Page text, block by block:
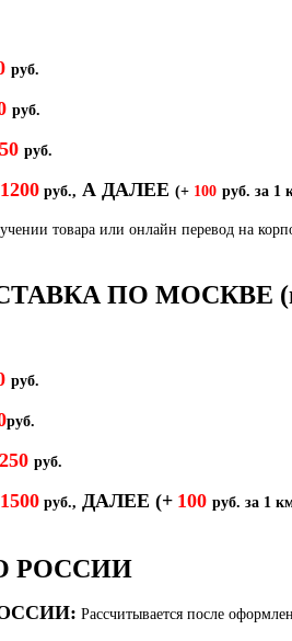
руб.
руб.
руб.
1200 руб., А ДАЛЕЕ (+ 100 руб. за 1
товара или онлайн перевод на
ПО МОСКВЕ (в
руб.
руб.
руб.
1500 руб., ДАЛЕЕ (+ 100 руб. за 1
РОССИИ
Рассчитывается после